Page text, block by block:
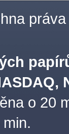
práva
o 20